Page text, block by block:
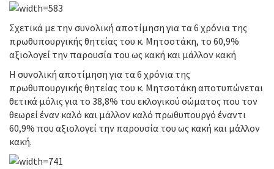
Σχετικά με την συνολική αποτίμηση για τα 6 χρόνια της
πρωθυπουργικής θητείας του κ. Μητσοτάκη, το 60,9%
αξιολογεί την παρουσία του ως κακή και μάλλον κακή
Η συνολική αποτίμηση για τα 6 χρόνια της
πρωθυπουργικής θητείας του κ. Μητσοτάκη αποτυπώνεται
θετικά μόλις για το 38,8% του εκλογικού σώματος που τον
θεωρεί έναν καλό και μάλλον καλό πρωθυπουργό έναντι
60,9% που αξιολογεί την παρουσία του ως κακή και μάλλον
κακή.